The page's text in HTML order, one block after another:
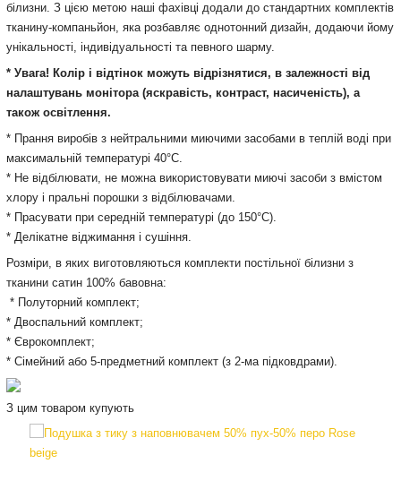
білизни. З цією метою наші фахівці додали до стандартних комплектів
тканину-компаньйон, яка розбавляє однотонний дизайн, додаючи йому
унікальності, індивідуальності та певного шарму.
* Увага! Колір і відтінок можуть відрізнятися, в залежності від
налаштувань монітора (яскравість, контраст, насиченість), а
також освітлення.
* Прання виробів з нейтральними миючими засобами в теплій воді при
максимальній температурі 40°С.
* Не відбілювати, не можна використовувати миючі засоби з вмістом
хлору і пральні порошки з відбілювачами.
* Прасувати при середній температурі (до 150°С).
* Делікатне віджимання і сушіння.
Розміри, в яких виготовляються комплекти постільної білизни з
тканини сатин 100% бавовна:
* Полуторний комплект;
* Двоспальний комплект;
* Єврокомплект;
* Сімейний або 5-предметний комплект (з 2-ма підковдрами).
З цим товаром купують